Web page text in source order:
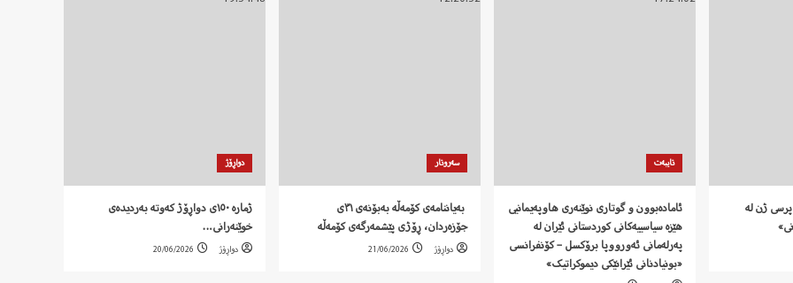
ژن لە
تایبەت
ئامادەبوون و گوتاری نوێنەری هاوپەیمانیی
هێزە سیاسییەکانی کوردستانی ئێران لە
پەرلەمانی ئەورووپا برۆکسل – کۆنفرانسی
«بونیادنانی ئێرانێکی دیموکراتیک»
سەروتار
‍ بەیاننامەی کۆمەڵە بەبۆنەی ٣١ی
جۆزەردان، ڕۆژی پێشمەرگەی کۆمەڵە
دواڕۆژ 21/06/2026
دواڕۆژ
ژمارە ١٥٠ی دواڕۆژ کەوتە بەردیدەی
خوێنەرانی…
دواڕۆژ 20/06/2026